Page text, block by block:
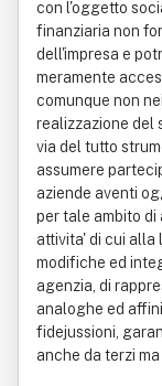
con l'oggetto
finanziaria non
dell'impresa e
meramente
comunque non
realizzazione del
via del tutto
assumere
aziende aventi
per tale ambito di
attivita' di cui alla
modifiche ed
agenzia, di
analoghe ed
fidejussioni,
anche da terzi